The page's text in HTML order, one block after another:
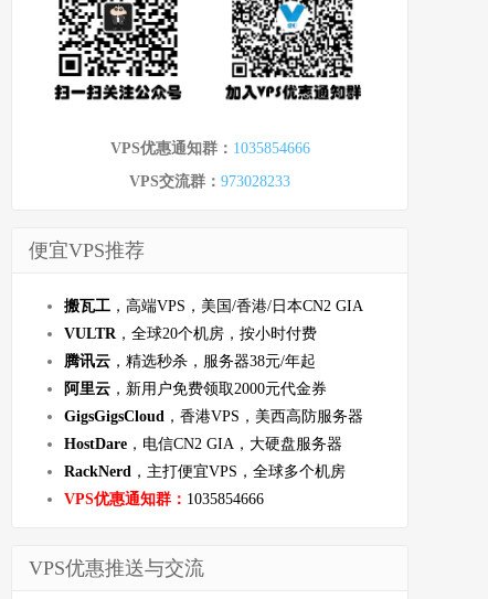
VPS优惠通知群： 1035854666
VPS交流群： 973028233
便宜VPS推荐
搬瓦工 ，高端VPS，美国/香港/日本CN2 GIA
VULTR ，全球20个机房，按小时付费
腾讯云 ，精选秒杀，服务器38元/年起
阿里云 ，新用户免费领取2000元代金券
GigsGigsCloud ，香港VPS，美西高防服务器
HostDare ，电信CN2 GIA，大硬盘服务器
RackNerd ，主打便宜VPS，全球多个机房
VPS优惠通知群： 1035854666
VPS优惠推送与交流